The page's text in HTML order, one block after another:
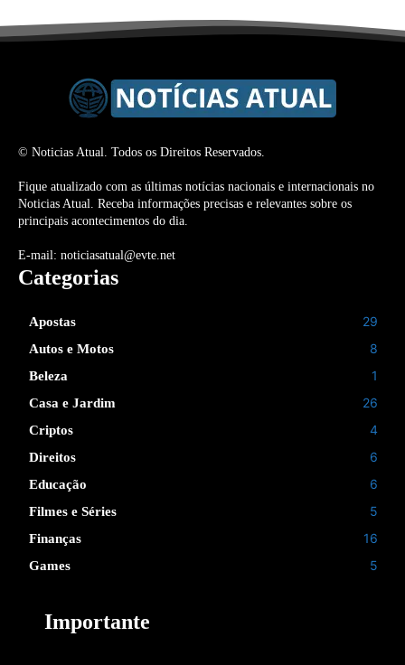
© Noticias Atual. Todos os Direitos Reservados.
Fique atualizado com as últimas notícias nacionais e internacionais no
Noticias Atual. Receba informações precisas e relevantes sobre os
principais acontecimentos do dia.
E-mail: noticiasatual@evte.net
Categorias
Apostas 29
Autos e Motos 8
Beleza 1
Casa e Jardim 26
Criptos 4
Direitos 6
Educação 6
Filmes e Séries 5
Finanças 16
Games 5
Importante